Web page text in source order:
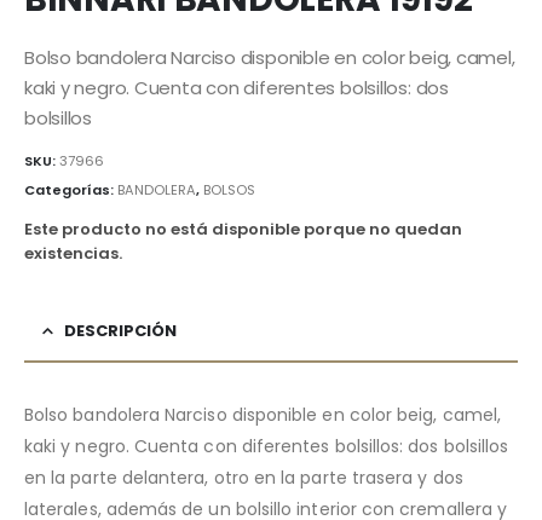
Bolso bandolera Narciso disponible en color beig, camel,
kaki y negro. Cuenta con diferentes bolsillos: dos
bolsillos
SKU:37966
Categorías: BANDOLERA, BOLSOS
Este producto no está disponible porque no quedan
existencias.
DESCRIPCIÓN
Bolso bandolera Narciso disponible en color beig, camel,
kaki y negro. Cuenta con diferentes bolsillos: dos bolsillos
en la parte delantera, otro en la parte trasera y dos
laterales, además de un bolsillo interior con cremallera y